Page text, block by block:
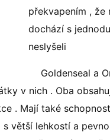
překvapením ,
dochází s
neslyšeli
Goldenseal a
v nich . Oba
. Mají také
větší lehkostí a